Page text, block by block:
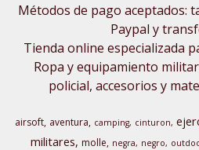
Métodos de pago aceptados:
Paypal y
Tienda online especializada
Ropa y equipamiento
policial, accesorios y
airsoft aventura camping cinturon
militares molle negra negro